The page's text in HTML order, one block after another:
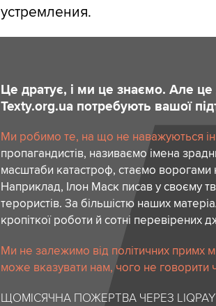
устремления.
Це дратує, і ми це знаємо. Але
Texty.org.ua потребують вашої
Ми робимо те, на що не наважуються
пропагандистів, називаємо імена
масштаби катастроф, стаємо ворогами
Наприклад, Ілон Маск писав у своєму
терористів. За більшістю наших
кропіткої роботи й сотні перевірених
Ми не залежимо від політичних примх
може вказувати нам, чого не говорити
ЩОМІСЯЧНА ПОЖЕРТВА ЧЕРЕЗ LIQPAY